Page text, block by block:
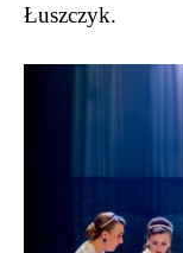
Łuszczyk.